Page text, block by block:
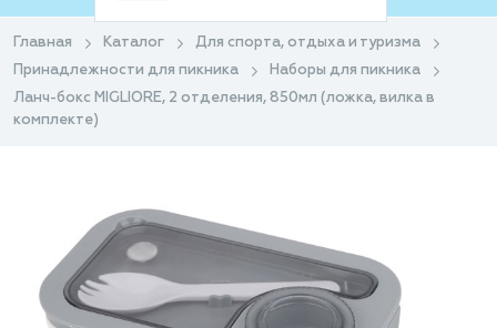
Главная Каталог
Для спорта, отдыха и туризма
Принадлежности для пикника
Наборы для пикника
Ланч-бокс MIGLIORE, 2 отделения, 850мл (ложка, вилка в
комплекте)